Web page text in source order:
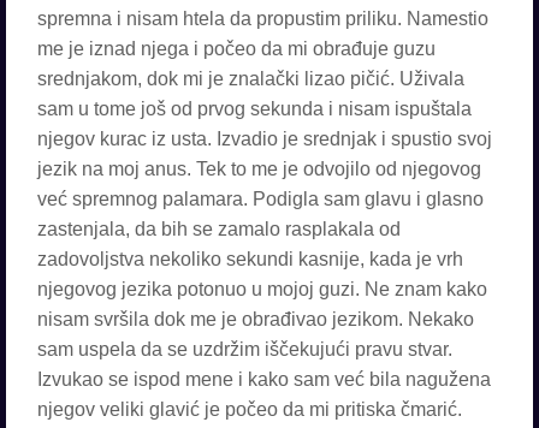
spremna i nisam htela da propustim priliku. Namestio
me je iznad njega i počeo da mi obrađuje guzu
srednjakom, dok mi je znalački lizao pičić. Uživala
sam u tome još od prvog sekunda i nisam ispuštala
njegov kurac iz usta. Izvadio je srednjak i spustio svoj
jezik na moj anus. Tek to me je odvojilo od njegovog
već spremnog palamara. Podigla sam glavu i glasno
zastenjala, da bih se zamalo rasplakala od
zadovoljstva nekoliko sekundi kasnije, kada je vrh
njegovog jezika potonuo u mojoj guzi. Ne znam kako
nisam svršila dok me je obrađivao jezikom. Nekako
sam uspela da se uzdržim iščekujući pravu stvar.
Izvukao se ispod mene i kako sam već bila nagužena
njegov veliki glavić je počeo da mi pritiska čmarić.